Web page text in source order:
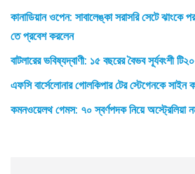
কানাডিয়ান ওপেন: সাবালেঙ্কা সরাসরি সেটে
তে প্রবেশ করলেন
বাটলারের ভবিষ্যদ্বাণী: ১৫ বছরের বৈভব সূর্যবংশী
এফসি বার্সেলোনার গোলকিপার টের স্টেগেনকে
কমনওয়েলথ গেমস: ৭০ স্বর্ণপদক নিয়ে অস্ট্রেলিয়া